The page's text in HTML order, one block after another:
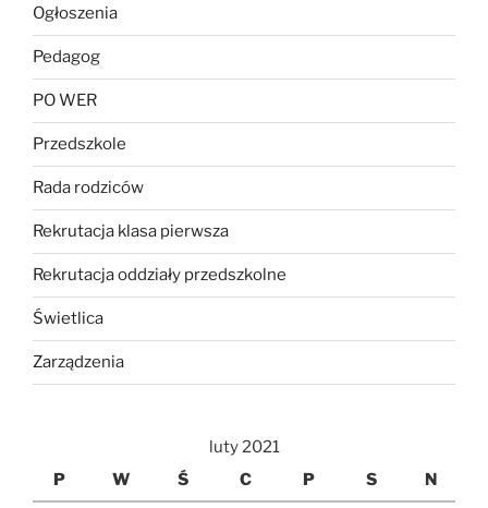
Ogłoszenia
Pedagog
PO WER
Przedszkole
Rada rodziców
Rekrutacja klasa pierwsza
Rekrutacja oddziały przedszkolne
Świetlica
Zarządzenia
luty 2021
P
W Ś C P S N